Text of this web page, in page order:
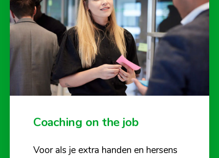
Coaching on the job
Voor als je extra handen en hersens